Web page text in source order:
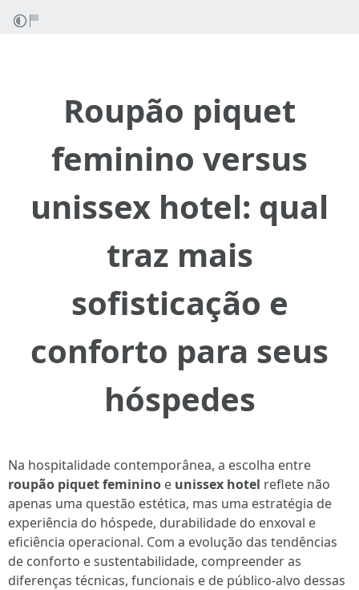
Roupão piquet
feminino versus
unissex hotel: qual
traz mais
sofisticação e
conforto para seus
hóspedes
Na hospitalidade contemporânea, a escolha entre
roupão piquet feminino e unissex hotel reflete não
apenas uma questão estética, mas uma estratégia de
experiência do hóspede, durabilidade do enxoval e
eficiência operacional. Com a evolução das tendências
de conforto e sustentabilidade, compreender as
diferenças técnicas, funcionais e de público-alvo dessas